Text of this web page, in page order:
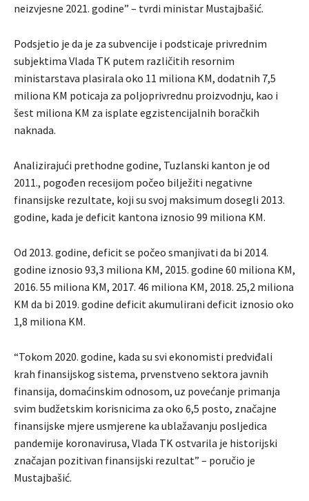
neizvjesne 2021. godine” – tvrdi ministar Mustajbašić.
Podsjetio je da je za subvencije i podsticaje privrednim
subjektima Vlada TK putem različitih resornim
ministarstava plasirala oko 11 miliona KM, dodatnih 7,5
miliona KM poticaja za poljoprivrednu proizvodnju, kao i
šest miliona KM za isplate egzistencijalnih boračkih
naknada.
Analizirajući prethodne godine, Tuzlanski kanton je od
2011., pogođen recesijom počeo bilježiti negativne
finansijske rezultate, koji su svoj maksimum dosegli 2013.
godine, kada je deficit kantona iznosio 99 miliona KM.
Od 2013. godine, deficit se počeo smanjivati da bi 2014.
godine iznosio 93,3 miliona KM, 2015. godine 60 miliona KM,
2016. 55 miliona KM, 2017. 46 miliona KM, 2018. 25,2 miliona
KM da bi 2019. godine deficit akumulirani deficit iznosio oko
1,8 miliona KM.
“Tokom 2020. godine, kada su svi ekonomisti predviđali
krah finansijskog sistema, prvenstveno sektora javnih
finansija, domaćinskim odnosom, uz povećanje primanja
svim budžetskim korisnicima za oko 6,5 posto, značajne
finansijske mjere usmjerene ka ublažavanju posljedica
pandemije koronavirusa, Vlada TK ostvarila je historijski
značajan pozitivan finansijski rezultat” – poručio je
Mustajbašić.